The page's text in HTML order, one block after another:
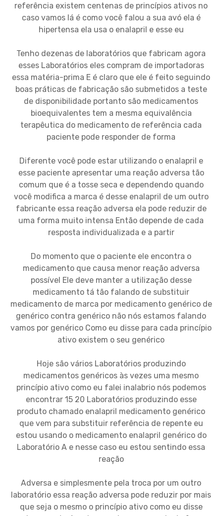
referência existem centenas de princípios ativos no
caso vamos lá é como você falou a sua avó ela é
hipertensa ela usa o enalapril e esse eu
Tenho dezenas de laboratórios que fabricam agora
esses Laboratórios eles compram de importadoras
essa matéria-prima E é claro que ele é feito seguindo
boas práticas de fabricação são submetidos a teste
de disponibilidade portanto são medicamentos
bioequivalentes tem a mesma equivalência
terapêutica do medicamento de referência cada
paciente pode responder de forma
Diferente você pode estar utilizando o enalapril e
esse paciente apresentar uma reação adversa tão
comum que é a tosse seca e dependendo quando
você modifica a marca é desse enalapril de um outro
fabricante essa reação adversa ela pode reduzir de
uma forma muito intensa Então depende de cada
resposta individualizada e a partir
Do momento que o paciente ele encontra o
medicamento que causa menor reação adversa
possível Ele deve manter a utilização desse
medicamento tá tão falando de substituir
medicamento de marca por medicamento genérico de
genérico contra genérico não nós estamos falando
vamos por genérico Como eu disse para cada princípio
ativo existem o seu genérico
Hoje são vários Laboratórios produzindo
medicamentos genéricos às vezes uma mesmo
princípio ativo como eu falei inalabrio nós podemos
encontrar 15 20 Laboratórios produzindo esse
produto chamado enalapril medicamento genérico
que vem para substituir referência de repente eu
estou usando o medicamento enalapril genérico do
Laboratório A e nesse caso eu estou sentindo essa
reação
Adversa e simplesmente pela troca por um outro
laboratório essa reação adversa pode reduzir por mais
que seja o mesmo o princípio ativo como eu disse